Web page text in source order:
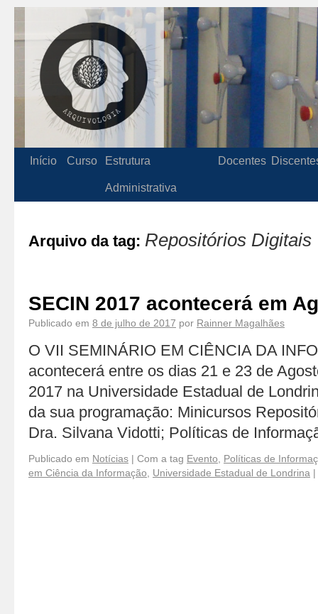
Início Curso Estrutura
Administrativa
Docentes
Arquivo da tag: Repositórios Digitais
SECIN 2017 acontecerá em
Publicado em 8 de julho de 2017 por Rainner Magalhães
O VII SEMINÁRIO EM CIÊNCIA DA
acontecerá entre os dias 21 e 23 de
2017 na Universidade Estadual de
da sua programação: Minicursos
Dra. Silvana Vidotti; Políticas de
Publicado em Notícias | Com a tag Evento
Políticas de
em Ciência da Informação
Universidade Estadual de Londrina |